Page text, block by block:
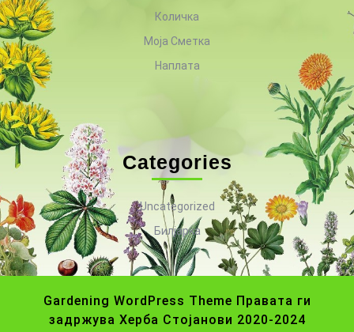
Количка
Моја Сметка
Наплата
Categories
Uncategorized
Билјарка
Gardening WordPress Theme Правата ги
задржува Херба Стојанови 2020-2024